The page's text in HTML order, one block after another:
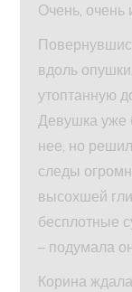
Очень, очень
вдоль
утоптанную
Девушка уже
нее, но
следы
высохшей
бесплотные
– подумала
Корина